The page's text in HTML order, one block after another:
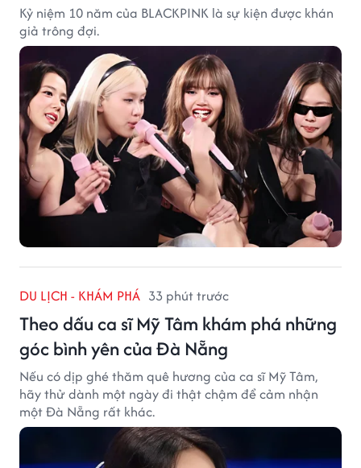
Kỷ niệm 10 năm của BLACKPINK là sự kiện được khán
giả trông đợi.
DU LỊCH - KHÁM PHÁ 33 phút trước
Theo dấu ca sĩ Mỹ Tâm khám phá những
góc bình yên của Đà Nẵng
Nếu có dịp ghé thăm quê hương của ca sĩ Mỹ Tâm,
hãy thử dành một ngày đi thật chậm để cảm nhận
một Đà Nẵng rất khác.